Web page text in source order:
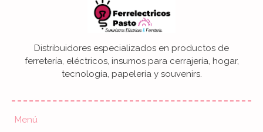
Distribuidores especializados en productos de
ferretería, eléctricos, insumos para cerrajería, hogar,
tecnología, papelería y souvenirs.
Menú